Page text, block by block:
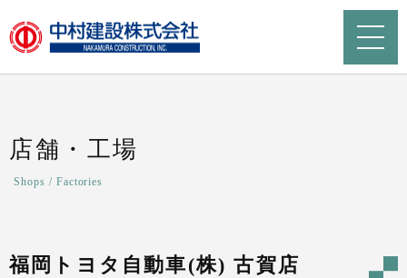
店舗・工場
Shops / Factories
福岡トヨタ自動車(株) 古賀店